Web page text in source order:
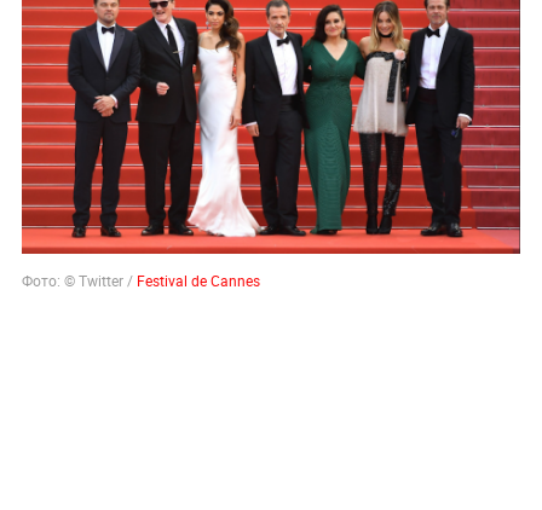
Фото: © Twitter / Festival de Cannes